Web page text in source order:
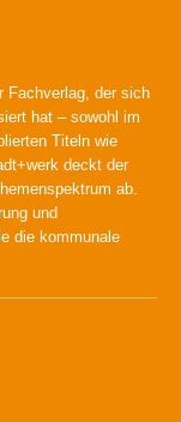
Fachverlag, der sich
hat – sowohl im
Titeln wie
deckt der
ab.
und
die kommunale